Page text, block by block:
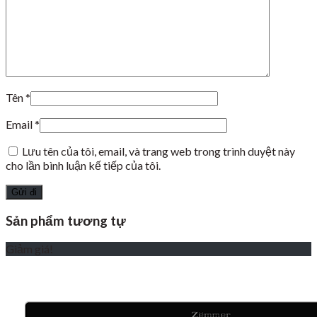
Tên*
Email*
Lưu tên của tôi, email, và trang web trong trình duyệt này
cho lần bình luận kế tiếp của tôi.
Sản phẩm tương tự